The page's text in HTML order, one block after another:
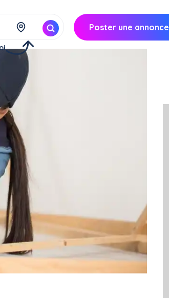
Poster une annonce
(12 mois)